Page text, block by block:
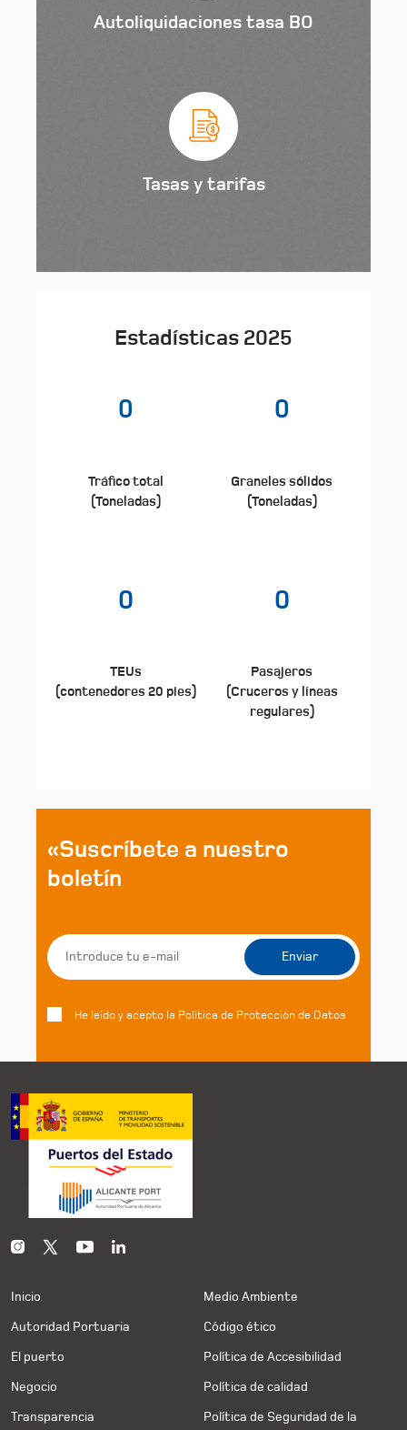
Autoliquidaciones tasa BO
Tasas y tarifas
Estadísticas 2025
0
Tráfico total
(Toneladas)
0
Graneles sólidos
(Toneladas)
0
TEUs
(contenedores 20 pies)
0
Pasajeros
(Cruceros y líneas
regulares)
«Suscríbete a nuestro
boletín
He leído y acepto la Política de Protección de Datos
Inicio
Autoridad Portuaria
El puerto
Negocio
Transparencia
Medio Ambiente
Código ético
Política de Accesibilidad
Política de calidad
Política de Seguridad de la